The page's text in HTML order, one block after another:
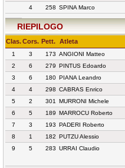
4
258 SPINA Marco
RIEPILOGO
Clas.Cors. Pett. Atleta
1 3 173 ANGIONI Matteo
2
6 279 PINTUS Edoardo
3
6 180 PIANA Leandro
4
4 298 CABRAS Enrico
5
2 301 MURRONI Michele
6
5 189 MARROCU Roberto
7
3 193 PADERI Roberto
8
1 182 PUTZU Alessio
9
5 283 URRAI Claudio